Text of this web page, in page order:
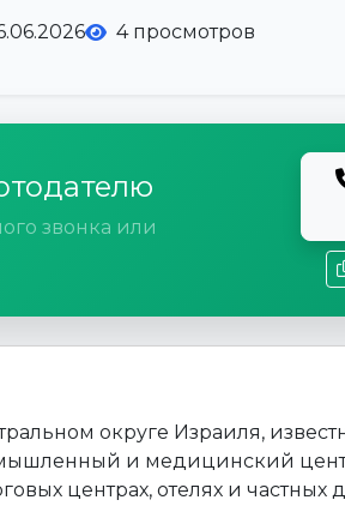
4 просмотров
звонка или
округе Израиля,
и медицинский
центрах, отелях и частных